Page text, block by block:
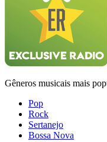
Gêneros musicais mais
Pop
Rock
Sertanejo
Bossa Nova